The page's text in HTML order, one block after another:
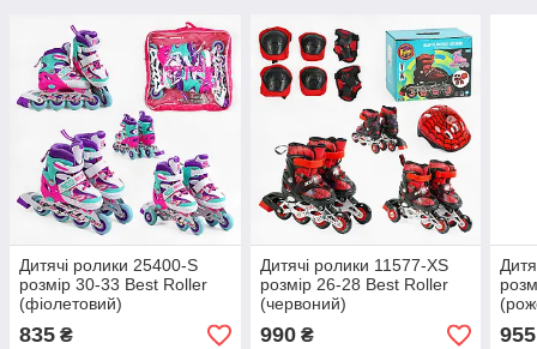
Дитячі ролики 25400-S
розмір 30-33 Best Roller
(фіолетовий)
835 ₴
Дитячі ролики 11577-XS
розмір 26-28 Best Roller
(червоний)
990₴ 955